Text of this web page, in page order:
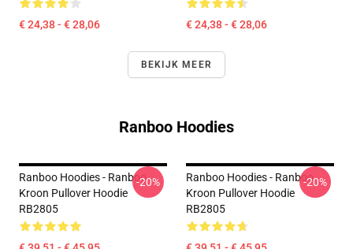
€ 24,38 - € 28,06 € 24,38 - € 28,06
BEKIJK MEER
Ranboo Hoodies
Ranboo Hoodies - Ranboo
Kroon Pullover Hoodie
RB2805
-20%
Ranboo Hoodies - Ranboo
Kroon Pullover Hoodie
RB2805
-20%